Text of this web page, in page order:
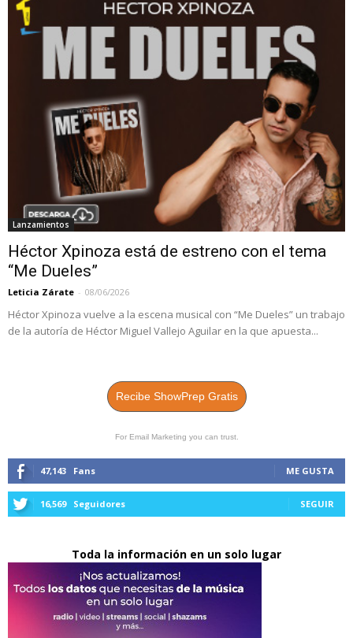
Lanzamientos
Héctor Xpinoza está de estreno con el tema
“Me Dueles”
Leticia Zárate - 08/06/2026
Héctor Xpinoza vuelve a la escena musical con “Me Dueles” un trabajo
de la autoría de Héctor Miguel Vallejo Aguilar en la que apuesta...
Recibe ShowPrep Gratis
For Email Marketing you can trust.
47,143 Fans ME GUSTA
16,569 Seguidores SEGUIR
Toda la información en un solo lugar